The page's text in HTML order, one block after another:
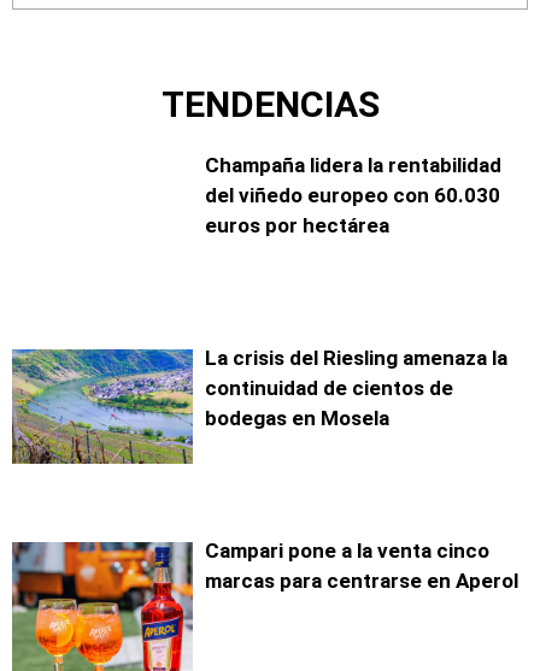
TENDENCIAS
Champaña lidera la rentabilidad
del viñedo europeo con 60.030
euros por hectárea
La crisis del Riesling amenaza la
continuidad de cientos de
bodegas en Mosela
Campari pone a la venta cinco
marcas para centrarse en Aperol